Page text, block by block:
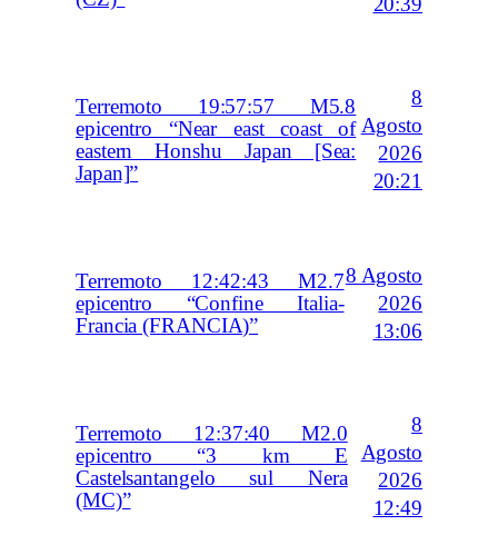
Terremoto 19:57:57 M5.8
epicentro “Near east coast of
eastern Honshu Japan [Sea:
Japan]”
8
Agosto
2026
20:21
Terremoto 12:42:43 M2.7
epicentro “Confine Italia-
Francia (FRANCIA)”
8 Agosto
2026
13:06
Terremoto 12:37:40 M2.0
epicentro “3 km E
Castelsantangelo sul Nera
(MC)”
8
Agosto
2026
12:49